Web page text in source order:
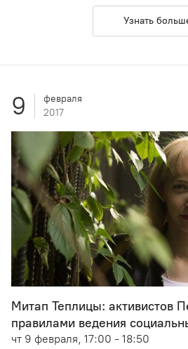
Узнать
9
февраля
2017
Митап Теплицы: активистов
правилами ведения
чт 9 февраля, 17:00 - 18:50